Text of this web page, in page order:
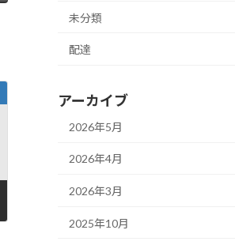
未分類
配達
アーカイブ
2026年5月
2026年4月
2026年3月
2025年10月